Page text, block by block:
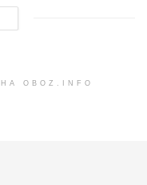
OBOZ.INFO